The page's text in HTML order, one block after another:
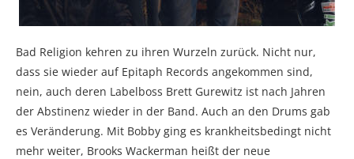
Bad Religion kehren zu ihren Wurzeln zurück. Nicht nur,
dass sie wieder auf Epitaph Records angekommen sind,
nein, auch deren Labelboss Brett Gurewitz ist nach Jahren
der Abstinenz wieder in der Band. Auch an den Drums gab
es Veränderung. Mit Bobby ging es krankheitsbedingt nicht
mehr weiter, Brooks Wackerman heißt der neue